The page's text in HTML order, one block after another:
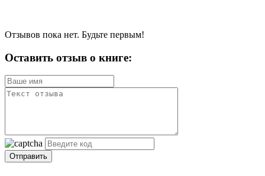
Отзывов пока нет. Будьте первым!
Оставить отзыв о книге:
Отправить